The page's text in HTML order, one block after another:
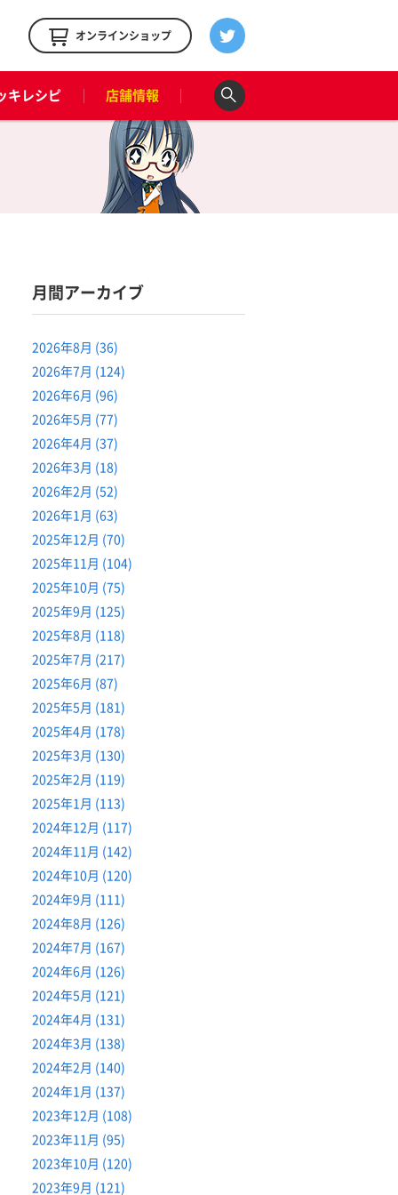
オンラインショップ
キレシピ 店舗情報
月間アーカイブ
2026年8月 (36)
2026年7月 (124)
2026年6月 (96)
2026年5月 (77)
2026年4月 (37)
2026年3月 (18)
2026年2月 (52)
2026年1月 (63)
2025年12月 (70)
2025年11月 (104)
2025年10月 (75)
2025年9月 (125)
2025年8月 (118)
2025年7月 (217)
2025年6月 (87)
2025年5月 (181)
2025年4月 (178)
2025年3月 (130)
2025年2月 (119)
2025年1月 (113)
2024年12月 (117)
2024年11月 (142)
2024年10月 (120)
2024年9月 (111)
2024年8月 (126)
2024年7月 (167)
2024年6月 (126)
2024年5月 (121)
2024年4月 (131)
2024年3月 (138)
2024年2月 (140)
2024年1月 (137)
2023年12月 (108)
2023年11月 (95)
2023年10月 (120)
2023年9月 (121)